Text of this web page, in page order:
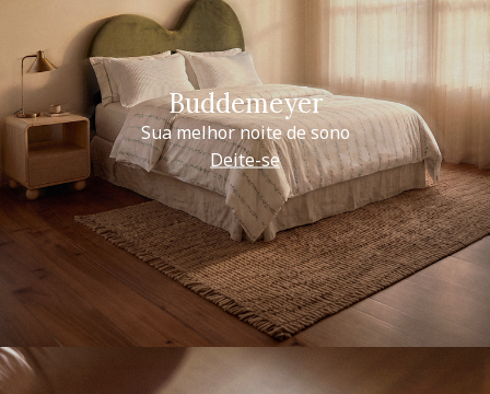
Buddemeyer
Sua melhor noite de sono
Deite-se